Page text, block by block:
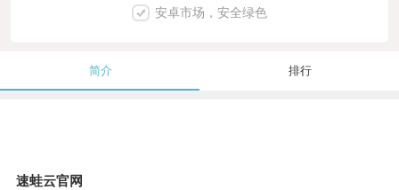
安卓市场，安全绿色
简介 排行
速蛙云官网